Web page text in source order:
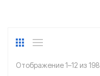
Отображение 1–12 из 198